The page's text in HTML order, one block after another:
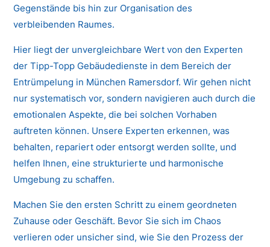
Gegenstände bis hin zur Organisation des
verbleibenden Raumes.
Hier liegt der unvergleichbare Wert von den Experten
der Tipp-Topp Gebäudedienste in dem Bereich der
Entrümpelung in München Ramersdorf. Wir gehen nicht
nur systematisch vor, sondern navigieren auch durch die
emotionalen Aspekte, die bei solchen Vorhaben
auftreten können. Unsere Experten erkennen, was
behalten, repariert oder entsorgt werden sollte, und
helfen Ihnen, eine strukturierte und harmonische
Umgebung zu schaffen.
Machen Sie den ersten Schritt zu einem geordneten
Zuhause oder Geschäft. Bevor Sie sich im Chaos
verlieren oder unsicher sind, wie Sie den Prozess der